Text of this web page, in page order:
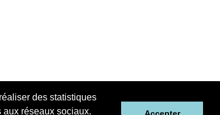
des statistiques
aux réseaux sociaux.